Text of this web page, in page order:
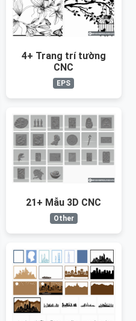
4+ Trang trí tường
CNC
EPS
21+ Mẫu 3D CNC
Other